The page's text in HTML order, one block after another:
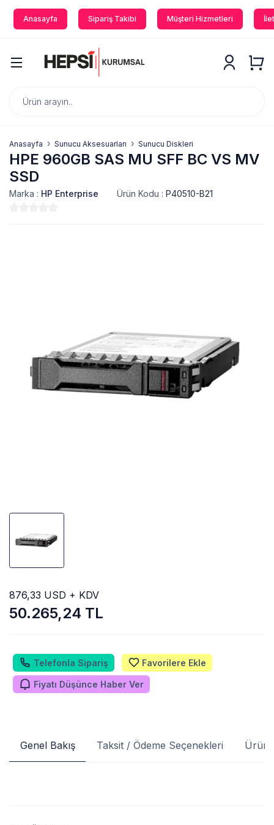
Anasayfa Sipariş Takibi Müşteri Hizmetleri
Anasayfa Sunucu Aksesuarları Sunucu Diskleri
HPE 960GB SAS MU SFF BC VS MV
SSD
Marka : HP Enterprise Ürün Kodu : P40510-B21
50.265,24 TL
876,33 USD + KDV
Telefonla Sipariş Favorilere Ekle
Fiyatı Düşünce Haber Ver
Genel Bakış Taksit / Ödeme Seçenekleri Ürün